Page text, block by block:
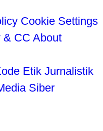
Cookie Settings
& CC About
Etik Jurnalistik
Siber